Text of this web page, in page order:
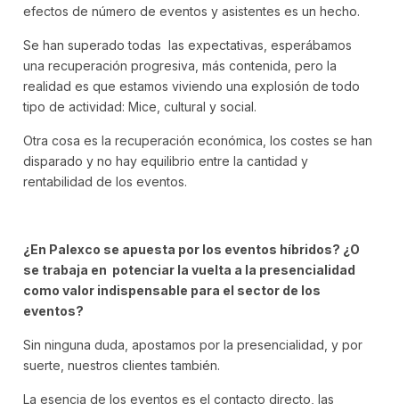
efectos de número de eventos y asistentes es un hecho.
Se han superado todas las expectativas, esperábamos
una recuperación progresiva, más contenida, pero la
realidad es que estamos viviendo una explosión de todo
tipo de actividad: Mice, cultural y social.
Otra cosa es la recuperación económica, los costes se han
disparado y no hay equilibrio entre la cantidad y
rentabilidad de los eventos.
¿En Palexco se apuesta por los eventos híbridos? ¿O
se trabaja en potenciar la vuelta a la presencialidad
como valor indispensable para el sector de los
eventos?
Sin ninguna duda, apostamos por la presencialidad, y por
suerte, nuestros clientes también.
La esencia de los eventos es el contacto directo, las